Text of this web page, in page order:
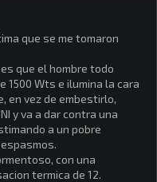
que se me tomaron
que el hombre todo
1500 Wts e ilumina la cara
en vez de embestirlo,
y va a dar contra una
a un pobre
con una
termica de 12.